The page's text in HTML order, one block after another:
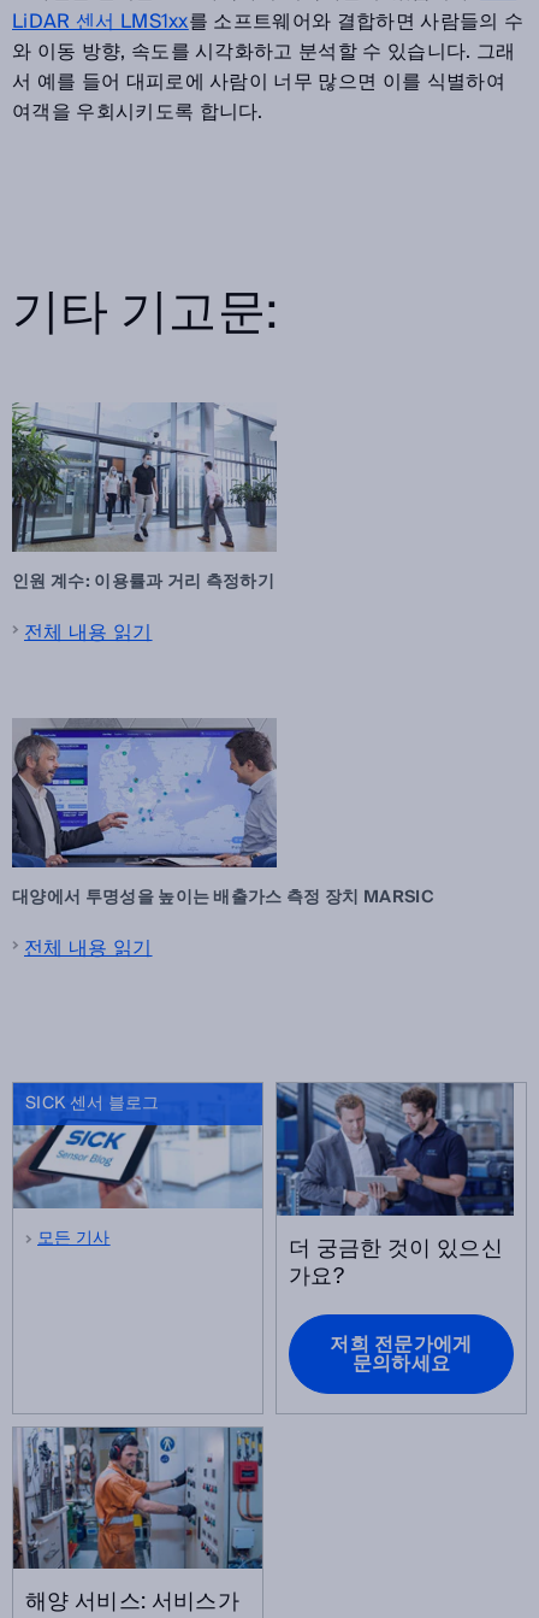
LiDAR 센서 LMS1xx를 소프트웨어와 결합하면 사람들의 수
와 이동 방향, 속도를 시각화하고 분석할 수 있습니다. 그래
서 예를 들어 대피로에 사람이 너무 많으면 이를 식별하여
여객을 우회시키도록 합니다.
기타 기고문:
인원 계수: 이용률과 거리 측정하기
전체 내용 읽기
대양에서 투명성을 높이는 배출가스 측정 장치 MARSIC
전체 내용 읽기
SICK 센서 블로그
모든 기사 더 궁금한 것이 있으신
가요?
저희 전문가에게
문의하세요
해양 서비스: 서비스가